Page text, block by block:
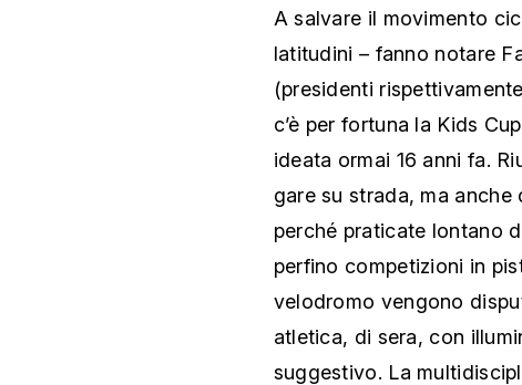
A salvare il movimento
latitudini – fanno notare
(presidenti
c’è per fortuna la Kids
ideata ormai 16 anni fa.
gare su strada, ma
perché praticate lontano
perfino competizioni in
velodromo vengono
atletica, di sera, con
suggestivo. La